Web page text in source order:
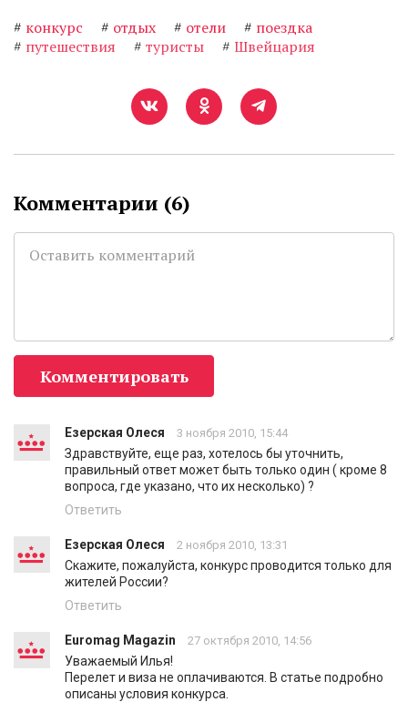
# конкурс # отдых # отели # поездка
# путешествия # туристы # Швейцария
Комментарии (6)
Комментировать
Езерская Олеся 3 ноября 2010, 15:44
Здравствуйте, еще раз, хотелось бы уточнить,
правильный ответ может быть только один ( кроме 8
вопроса, где указано, что их несколько) ?
Ответить
Езерская Олеся 2 ноября 2010, 13:31
Скажите, пожалуйста, конкурс проводится только для
жителей России?
Ответить
Euromag Magazin 27 октября 2010, 14:56
Уважаемый Илья!
Перелет и виза не оплачиваются. В статье подробно
описаны условия конкурса.